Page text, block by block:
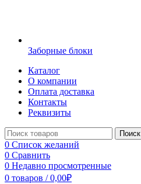
Заборные блоки
Каталог
О компании
Оплата доставка
Контакты
Реквизиты
Поиск
0 Список желаний
0 Сравнить
0 Недавно просмотренные
0 товаров / 0,00₽